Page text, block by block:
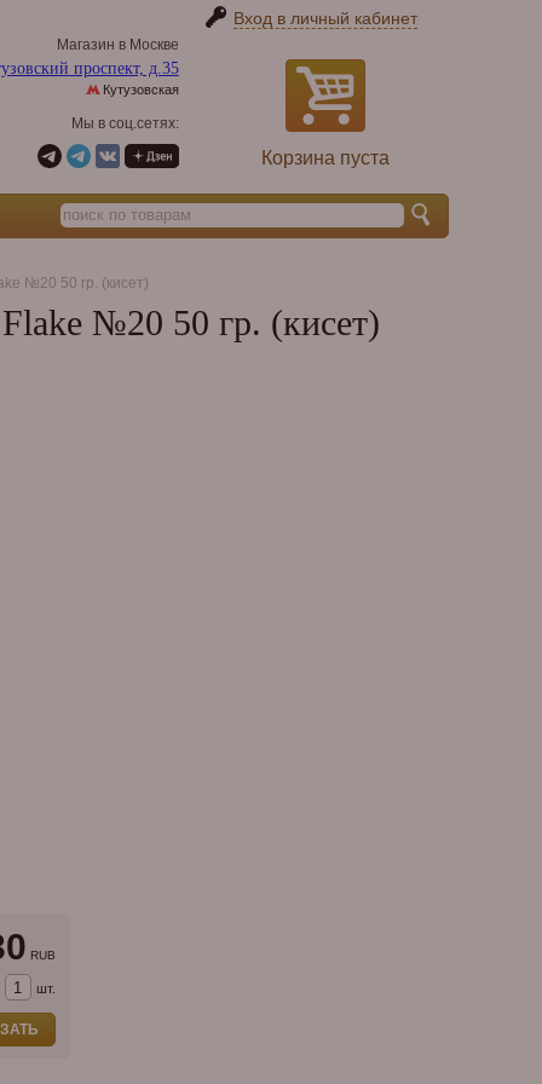
Вход в личный кабинет
Корзина пуста
Магазин в Москве
проспект, д.35
Кутузовская
Мы в соц.сетях:
№20 50 гр. (кисет)
№20 50 гр. (кисет)
RUB
шт.